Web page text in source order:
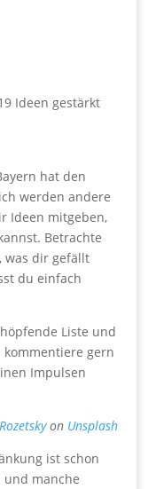
hat den
werden andere
Ideen mitgeben,
Betrachte
was dir gefällt
du einfach
Liste und
gern
Impulsen
on Unsplash
ist schon
manche